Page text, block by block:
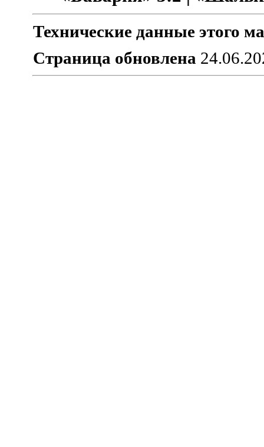
Технические данные этого
Страница обновлена